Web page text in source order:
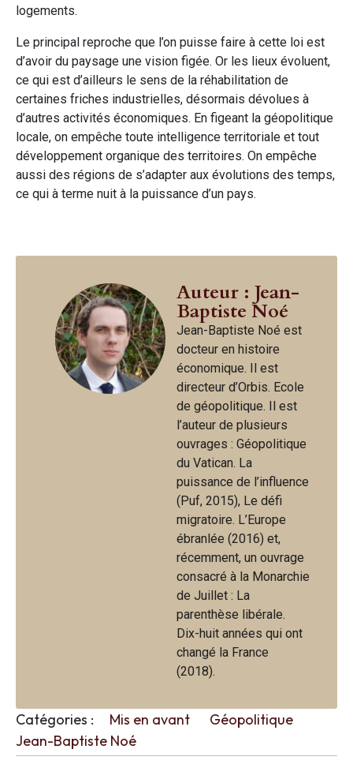
logements.
Le principal reproche que l’on puisse faire à cette loi est
d’avoir du paysage une vision figée. Or les lieux évoluent,
ce qui est d’ailleurs le sens de la réhabilitation de
certaines friches industrielles, désormais dévolues à
d’autres activités économiques. En figeant la géopolitique
locale, on empêche toute intelligence territoriale et tout
développement organique des territoires. On empêche
aussi des régions de s’adapter aux évolutions des temps,
ce qui à terme nuit à la puissance d’un pays.
Auteur : Jean-
Baptiste Noé
Jean-Baptiste Noé est
docteur en histoire
économique. Il est
directeur d’Orbis. Ecole
de géopolitique. Il est
l’auteur de plusieurs
ouvrages : Géopolitique
du Vatican. La
puissance de l’influence
(Puf, 2015), Le défi
migratoire. L’Europe
ébranlée (2016) et,
récemment, un ouvrage
consacré à la Monarchie
de Juillet : La
parenthèse libérale.
Dix-huit années qui ont
changé la France
(2018).
Catégories : Mis en avant
Géopolitique
Jean-Baptiste Noé